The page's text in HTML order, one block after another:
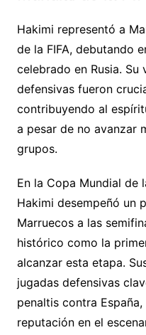
Hakimi representó a
de la FIFA, debutando
celebrado en Rusia.
defensivas fueron
contribuyendo al
a pesar de no avanzar
grupos.
En la Copa Mundial de
Hakimi desempeñó un
Marruecos a las
histórico como la
alcanzar esta etapa.
jugadas defensivas
penaltis contra
reputación en el